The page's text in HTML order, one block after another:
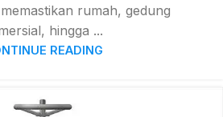
rumah, gedung
hingga ...
READING